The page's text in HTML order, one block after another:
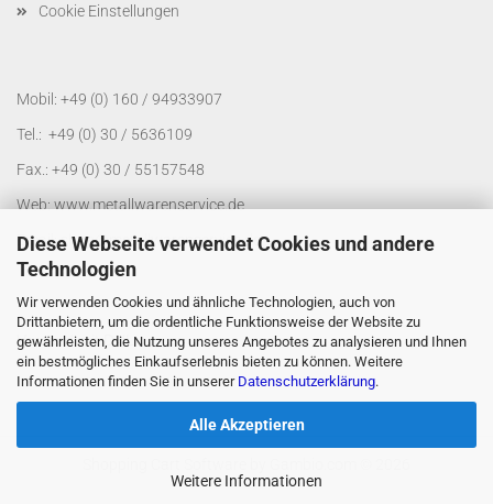
Diese Webseite verwendet Cookies und andere
Technologien
Wir verwenden Cookies und ähnliche Technologien, auch von
Drittanbietern, um die ordentliche Funktionsweise der Website zu
gewährleisten, die Nutzung unseres Angebotes zu analysieren und Ihnen
ein bestmögliches Einkaufserlebnis bieten zu können. Weitere
Informationen finden Sie in unserer Datenschutzerklärung.
Alle Akzeptieren
Weitere Informationen
Cookie Einstellungen
Mobil: +49 (0) 160 / 94933907
Tel.: +49 (0) 30 / 5636109
Fax.: +49 (0) 30 / 55157548
Web: www.metallwarenservice.de
Email:shop@metallwarenservice.de
Versand mit DHL